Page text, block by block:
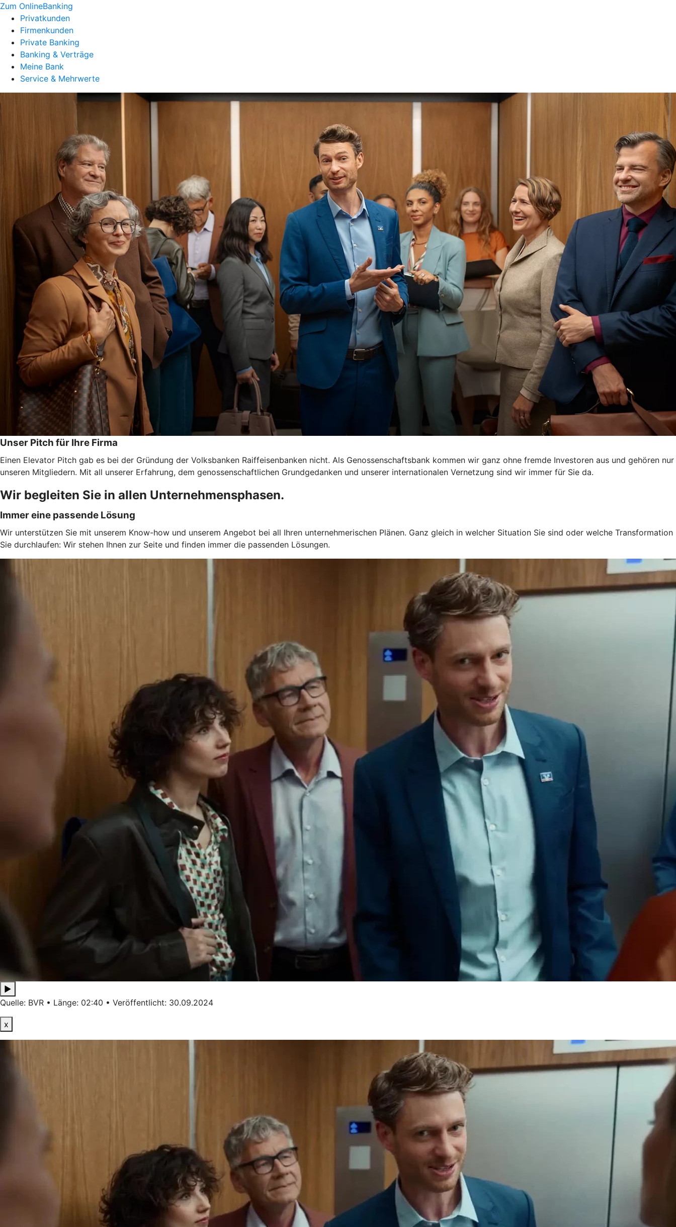
Zum OnlineBanking
Privatkunden
Firmenkunden
Private Banking
Banking & Verträge
Meine Bank
Service & Mehrwerte
Unser Pitch für Ihre Firma
Einen Elevator Pitch gab es bei der Gründung der Volksbanken Raiffeisenbanken nicht. Als Genossenschaftsbank kommen wir ganz ohne fremde Investoren aus und gehören nur
unseren Mitgliedern. Mit all unserer Erfahrung, dem genossenschaftlichen Grundgedanken und unserer internationalen Vernetzung sind wir immer für Sie da.
Wir begleiten Sie in allen Unternehmensphasen.
Immer eine passende Lösung
Wir unterstützen Sie mit unserem Know-how und unserem Angebot bei all Ihren unternehmerischen Plänen. Ganz gleich in welcher Situation Sie sind oder welche Transformation
Sie durchlaufen: Wir stehen Ihnen zur Seite und finden immer die passenden Lösungen.
▶
Quelle: BVR • Länge: 02:40 • Veröffentlicht: 30.09.2024
x